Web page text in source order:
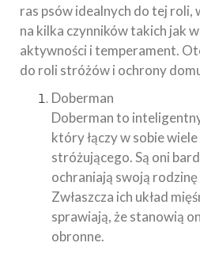
ras psów idealnych do tej
na kilka czynników takich jak
aktywności i temperament.
do roli stróżów i ochrony
Doberman
Doberman to
który łączy w sobie
stróżującego. Są oni
ochraniają swoją
Zwłaszcza ich układ
sprawiają, że stanowią
obronne.